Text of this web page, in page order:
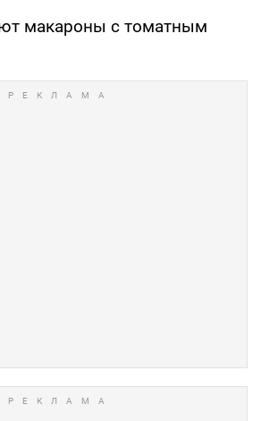
макароны с томатным